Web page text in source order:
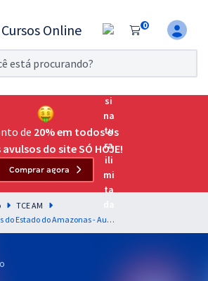
0
11
Teste grátis por 7 dias!
Passar
para o Exame da
para as principais
Brasil
de 20% em todos os
do site SÓ HOJE!
Comprar agora
TCE AM
TCE AM - Tribunal de Contas do Estado do Amazonas - Auditor Técnico de Controle Externo - Auditoria Governamental